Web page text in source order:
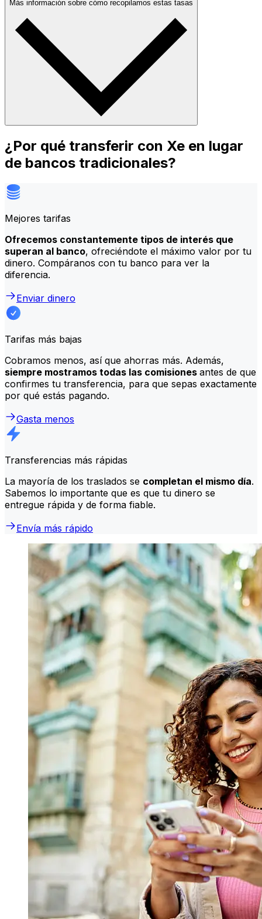
Más información sobre cómo recopilamos estas tasas
¿Por qué transferir con Xe en lugar
de bancos tradicionales?
Mejores tarifas
Ofrecemos constantemente tipos de interés que
superan al banco, ofreciéndote el máximo valor por tu
dinero. Compáranos con tu banco para ver la
diferencia.
Enviar dinero
Tarifas más bajas
Cobramos menos, así que ahorras más. Además,
siempre mostramos todas las comisiones antes de que
confirmes tu transferencia, para que sepas exactamente
por qué estás pagando.
Gasta menos
Transferencias más rápidas
La mayoría de los traslados se completan el mismo día.
Sabemos lo importante que es que tu dinero se
entregue rápida y de forma fiable.
Envía más rápido